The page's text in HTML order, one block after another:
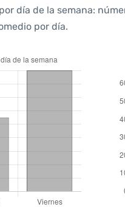
día de la semana:
por día.